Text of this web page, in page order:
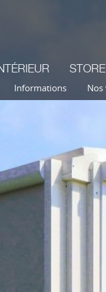
Informations Nos